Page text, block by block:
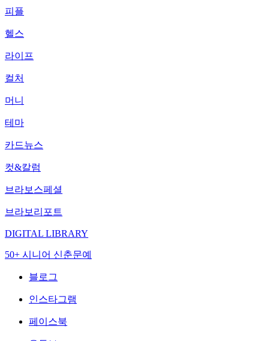
피플
헬스
라이프
컬처
머니
테마
카드뉴스
컷&칼럼
브라보스페셜
브라보리포트
DIGITAL LIBRARY
50+ 시니어 신춘문예
블로그
인스타그램
페이스북